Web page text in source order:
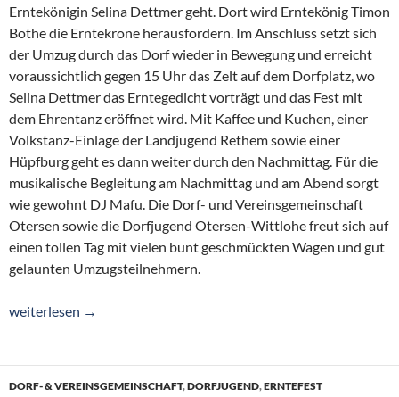
Erntekönigin Selina Dettmer geht. Dort wird Erntekönig Timon
Bothe die Erntekrone herausfordern. Im Anschluss setzt sich
der Umzug durch das Dorf wieder in Bewegung und erreicht
voraussichtlich gegen 15 Uhr das Zelt auf dem Dorfplatz, wo
Selina Dettmer das Erntegedicht vorträgt und das Fest mit
dem Ehrentanz eröffnet wird. Mit Kaffee und Kuchen, einer
Volkstanz-Einlage der Landjugend Rethem sowie einer
Hüpfburg geht es dann weiter durch den Nachmittag. Für die
musikalische Begleitung am Nachmittag und am Abend sorgt
wie gewohnt DJ Mafu. Die Dorf- und Vereinsgemeinschaft
Otersen sowie die Dorfjugend Otersen-Wittlohe freut sich auf
einen tollen Tag mit vielen bunt geschmückten Wagen und gut
gelaunten Umzugsteilnehmern.
Vorfreude auf das Erntefest
weiterlesen →
DORF- & VEREINSGEMEINSCHAFT,DORFJUGEND,ERNTEFEST